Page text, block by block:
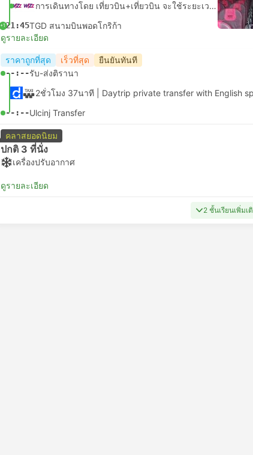
การเดินทางโดย เที่ยวบิน+เที่ยวบิน จะใช้ระยะเวลาในการเดินทางประมาณ 1วัน 2ชั่วโมง 35นาที
+121:45TGD สนามบินพอดโกริก้า
ดูรายละเอียด
ราคาถูกที่สุด เร็วที่สุด ยืนยันทันที
--:--รับ-ส่งติรานา
2ชั่วโมง 37นาที | Daytrip private transfer with English
--:--Ulcinj Transfer
คลาสยอดนิยม
ปกติ 3 ที่นั่ง
เครื่องปรับอากาศ
ดูรายละเอียด
2 ชั้นเรียนเพิ่มเ